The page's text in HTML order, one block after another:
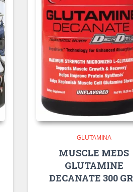
GLUTAMINA
MUSCLE MEDS
GLUTAMINE
DECANATE 300